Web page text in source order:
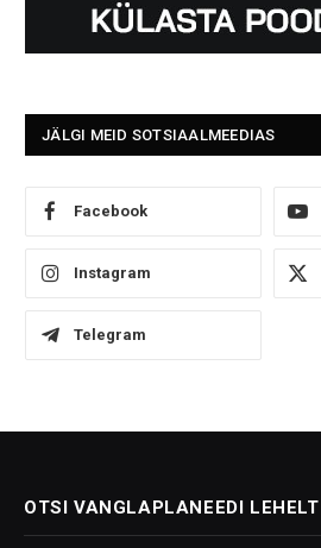
JÄLGI MEID SOTSIAALMEEDIAS
Facebook
Instagram
Telegram
OTSI VANGLAPLANEEDI LEHELT